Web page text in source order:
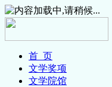
首 页
文学奖项
文学院馆